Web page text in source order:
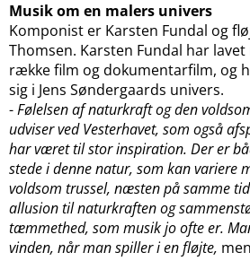
Musik om en malers univers
Komponist er Karsten Fundal og
Thomsen. Karsten Fundal har
række film og dokumentarfilm, og
sig i Jens Søndergaards univers.
-Følelsen af naturkraft og den
udviser ved Vesterhavet, som også
har været til stor inspiration. Der er
stede i denne natur, som kan variere
voldsom trussel, næsten på samme
allusion til naturkraften og
tæmmethed, som musik jo ofte er.
vinden, når man spiller i en fløjte,